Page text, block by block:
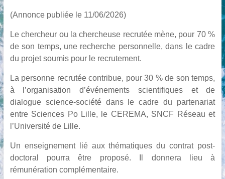
(Annonce publiée le 11/06/2026)
Le chercheur ou la chercheuse recrutée mène, pour 70 %
de son temps, une recherche personnelle, dans le cadre
du projet soumis pour le recrutement.
La personne recrutée contribue, pour 30 % de son temps,
à l’organisation d’événements scientifiques et de
dialogue science-société dans le cadre du partenariat
entre Sciences Po Lille, le CEREMA, SNCF Réseau et
l’Université de Lille.
Un enseignement lié aux thématiques du contrat post-
doctoral pourra être proposé. Il donnera lieu à
rémunération complémentaire.